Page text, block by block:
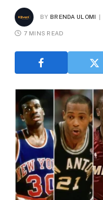
BY BRENDA ULOMI
7 MINS READ